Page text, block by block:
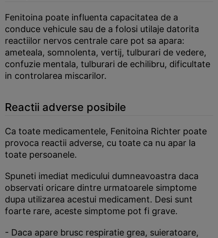
Fenitoina poate influenta capacitatea de a
conduce vehicule sau de a folosi utilaje datorita
reactiilor nervos centrale care pot sa apara:
ameteala, somnolenta, vertij, tulburari de vedere,
confuzie mentala, tulburari de echilibru, dificultate
in controlarea miscarilor.
Reactii adverse posibile
Ca toate medicamentele, Fenitoina Richter poate
provoca reactii adverse, cu toate ca nu apar la
toate persoanele.
Spuneti imediat medicului dumneavoastra daca
observati oricare dintre urmatoarele simptome
dupa utilizarea acestui medicament. Desi sunt
foarte rare, aceste simptome pot fi grave.
- Daca apare brusc respiratie grea, suieratoare,